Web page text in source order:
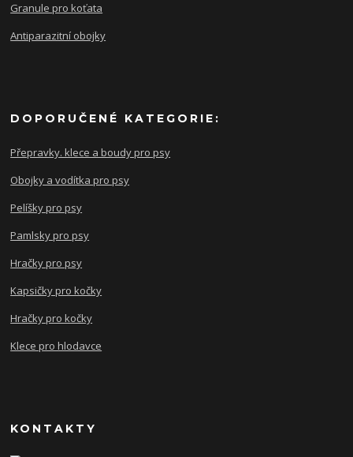
Granule pro koťata
Antiparazitní obojky
DOPORUČENÉ KATEGORIE:
Přepravky. klece a boudy pro psy
Obojky a vodítka pro psy
Pelíšky pro psy
Pamlsky pro psy
Hračky pro psy
Kapsičky pro kočky
Hračky pro kočky
Klece pro hlodavce
KONTAKTY